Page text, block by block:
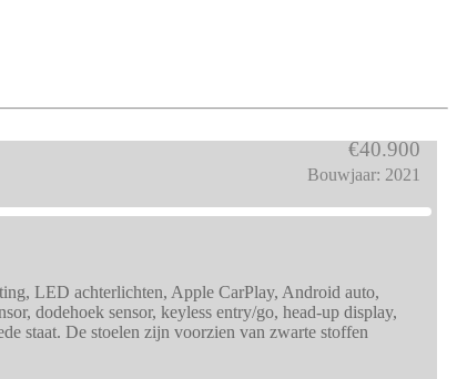
€40.900
Bouwjaar: 2021
LED achterlichten, Apple CarPlay, Android auto,
dodehoek sensor, keyless entry/go, head-up display,
staat. De stoelen zijn voorzien van zwarte stoffen